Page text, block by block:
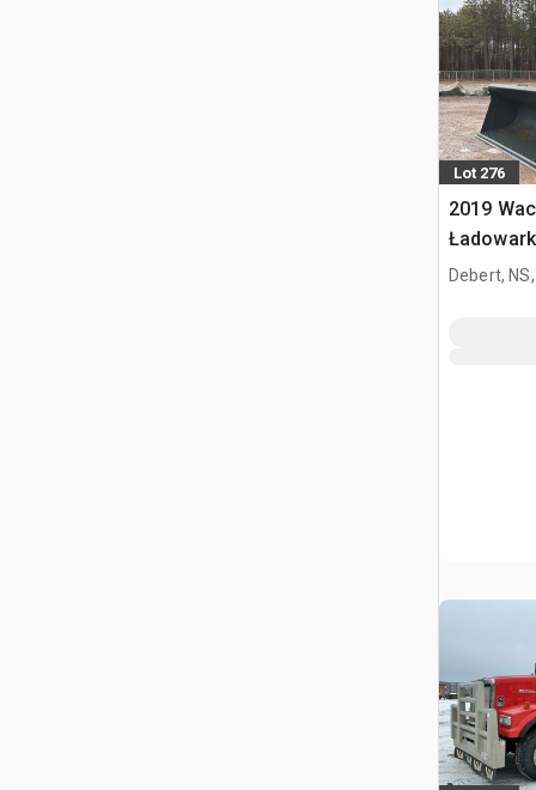
Lot 276
2019
Debert,